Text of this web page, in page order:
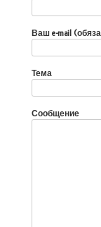
Ваш e-mail
Тема
Сообщение